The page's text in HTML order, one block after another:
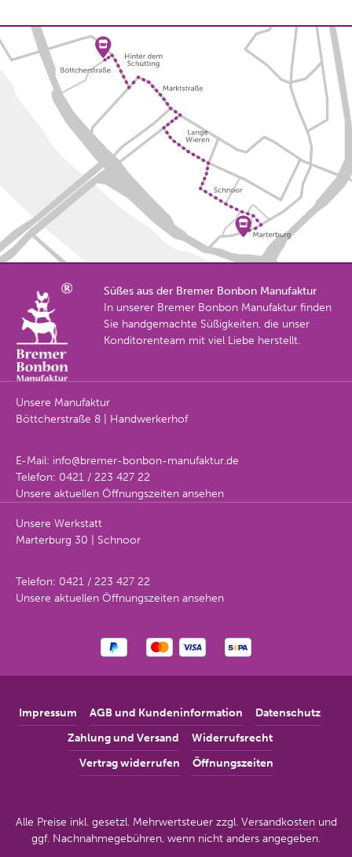
Süßes aus der Bremer Bonbon Manufaktur
In unserer Bremer Bonbon Manufaktur finden
Sie handgemachte Süßigkeiten, die unser
Konditorenteam mit viel Liebe herstellt.
Unsere Manufaktur
Böttcherstraße 8 | Handwerkerhof
E-Mail: info@bremer-bonbon-manufaktur.de
Telefon: 0421 / 223 427 22
Unsere aktuellen Öffnungszeiten ansehen
Unsere Werkstatt
Marterburg 30 | Schnoor
Telefon: 0421 / 223 427 22
Unsere aktuellen Öffnungszeiten ansehen
Impressum AGB und Kundeninformation
Datenschutz
Zahlung und Versand
Widerrufsrecht
Vertrag widerrufen
Öffnungszeiten
Alle Preise inkl. gesetzl. Mehrwertsteuer zzgl. Versandkostenund
ggf. Nachnahmegebühren, wenn nicht anders angegeben.